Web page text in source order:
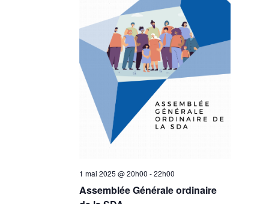
Assemblée Générale ordinaire
1 mai 2025 @ 20h00 -22h00